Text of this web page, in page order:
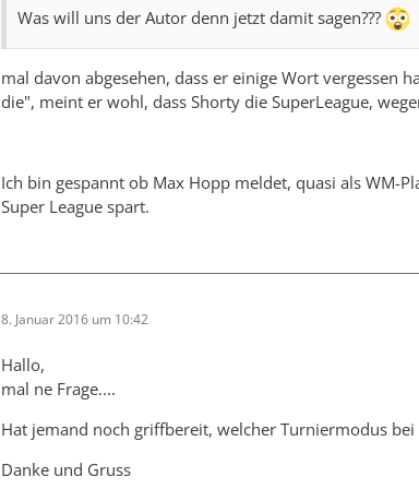
Was will uns der Autor denn jetzt damit sagen???
mal davon abgesehen, dass er einige Wort vergessen
die", meint er wohl, dass Shorty die SuperLeague,
Ich bin gespannt ob Max Hopp meldet, quasi als WM-
Super League spart.
8. Januar 2016 um 10:42
Hallo,
mal ne Frage....
Hat jemand noch griffbereit, welcher Turniermodus
Danke und Gruss